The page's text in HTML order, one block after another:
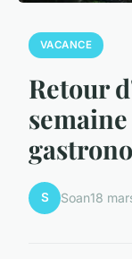
VACANCE
Retour
S Soan18